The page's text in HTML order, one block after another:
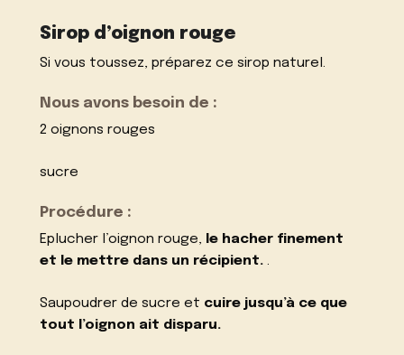
Sirop d’oignon rouge
Si vous toussez, préparez ce sirop naturel.
Nous avons besoin de :
2 oignons rouges
sucre
Procédure :
Eplucher l’oignon rouge, le hacher finement
et le mettre dans un récipient..
Saupoudrer de sucre et cuire jusqu’à ce que
tout l’oignon ait disparu.